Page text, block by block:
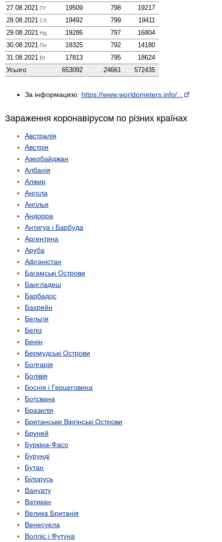
27.08.2021 Пт 19509 798
19217
28.08.2021 Сб 19492 799
19411
29.08.2021 Нд 19286 797
16804
30.08.2021 Пн 18325 792
14180
31.08.2021 Вт 17813 795
18624
Усього
653092 24661 572435
За інформацією: https://www.worldometers.info/...
Зараження коронавірусом по різних країнах
Австралія
Австрія
Азербайджан
Албанія
Алжир
Ангола
Ангілья
Андорра
Антигуа і Барбуда
Аргентина
Аруба
Афганістан
Багамські Острови
Бангладеш
Барбадос
Бахрейн
Бельгія
Беліз
Бенін
Бермудські Острови
Болгарія
Болівія
Боснія і Герцеговина
Ботсвана
Бразилія
Британськи Віргінські Острови
Бруней
Буркіна-Фасо
Бурунді
Бутан
Білорусь
Вануату
Ватикан
Велика Британія
Венесуела
Волліс і Футуна